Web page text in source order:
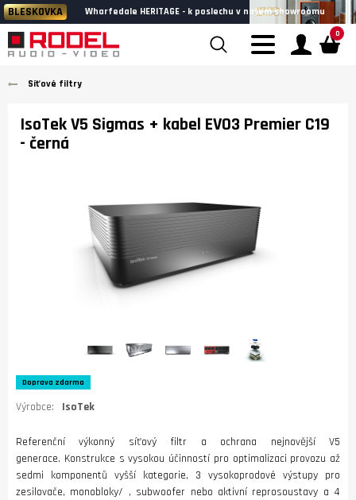
BLESKOVKA Wharfedale HERITAGE - k poslechu v našem showroomu
0
Síťové filtry
IsoTek V5 Sigmas + kabel EVO3 Premier C19
- černá
Doprava zdarma
Výrobce: IsoTek
Referenční výkonný síťový filtr a ochrana nejnovější V5
generace. Konstrukce s vysokou účinností pro optimalizaci provozu až
sedmi komponentů vyšší kategorie, 3 vysokoprodové výstupy pro
zesilovače, monobloky/ , subwoofer nebo aktivní reprosoustavy a 4